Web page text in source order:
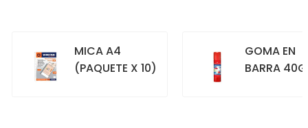
MICA A4
(PAQUETE X 10)
GOMA EN
BARRA